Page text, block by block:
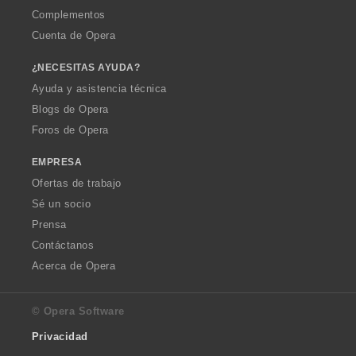
Complementos
Cuenta de Opera
¿NECESITAS AYUDA?
Ayuda y asistencia técnica
Blogs de Opera
Foros de Opera
EMPRESA
Ofertas de trabajo
Sé un socio
Prensa
Contáctanos
Acerca de Opera
© Opera Software
Privacidad